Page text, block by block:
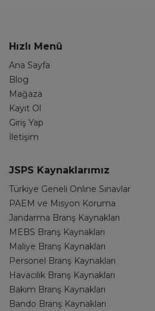
Hızlı Menü
Ana Sayfa
Blog
Mağaza
Kayıt Ol
Giriş Yap
İletişim
JSPS Kaynaklarımız
Türkiye Geneli Onlıne Sınavlar
PAEM ve Misyon Koruma
Jandarma Branş Kaynakları
MEBS Branş Kaynakları
Maliye Branş Kaynakları
Personel Branş Kaynakları
Havacılık Branş Kaynakları
Bakım Branş Kaynakları
Bando Branş Kaynakları